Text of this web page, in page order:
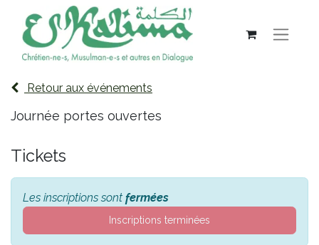
Retour aux événements
Journée portes ouvertes
Tickets
Les inscriptions sont fermées
Inscriptions terminées